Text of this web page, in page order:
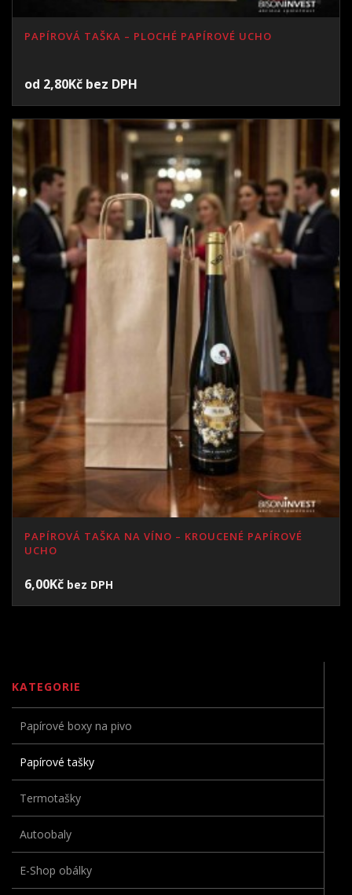
PAPÍROVÁ TAŠKA – PLOCHÉ PAPÍROVÉ UCHO
od 2,80Kč bez DPH
PAPÍROVÁ TAŠKA NA VÍNO – KROUCENÉ PAPÍROVÉ
UCHO
6,00Kč bez DPH
KATEGORIE
Papírové boxy na pivo
Papírové tašky
Termotašky
Autoobaly
E-Shop obálky